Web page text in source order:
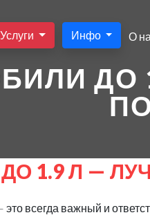
Услуги Инфо О
ДО
1.9 Л —
это всегда важный и